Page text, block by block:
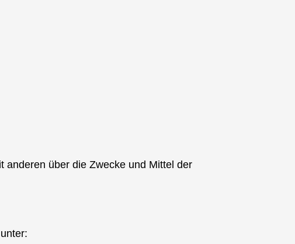
anderen über die Zwecke und Mittel der